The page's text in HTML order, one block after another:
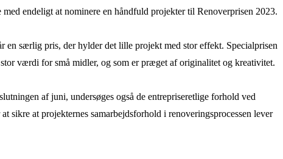
endeligt at nominere en håndfuld projekter til Renoverprisen 2023.
en særlig pris, der hylder det lille projekt med stor effekt. Specialprisen
værdi for små midler, og som er præget af originalitet og kreativitet.
af juni, undersøges også de entrepriseretlige forhold ved
sikre at projekternes samarbejdsforhold i renoveringsprocessen lever